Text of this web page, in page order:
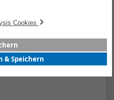
Cookies
& Speichern